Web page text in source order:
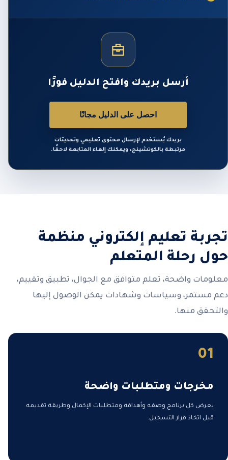
أرسل بريدك وافتح الدليل فورًا
احصل على الدليل مجانًا
بريدك يُستخدم لإرسال محتوى تعليمي وتحديثات
مرتبطة بالكوتشينج، ويمكنك إلغاء المتابعة لاحقًا.
تجربة تعليم إلكتروني منظمة
حول رحلة المتعلم
معلومات واضحة، تعلم متوافق مع الجوال، تطبيق وتقييم،
دعم مستمر، وسياسات وشهادات يمكن الوصول إليها
والتحقق منها.
01
مخرجات ومتطلبات واضحة
يعرض كل برنامج وصفه وأهدافه ومتطلبات الإكمال وطريقة تقديمه
قبل اتخاذ قرار التسجيل.